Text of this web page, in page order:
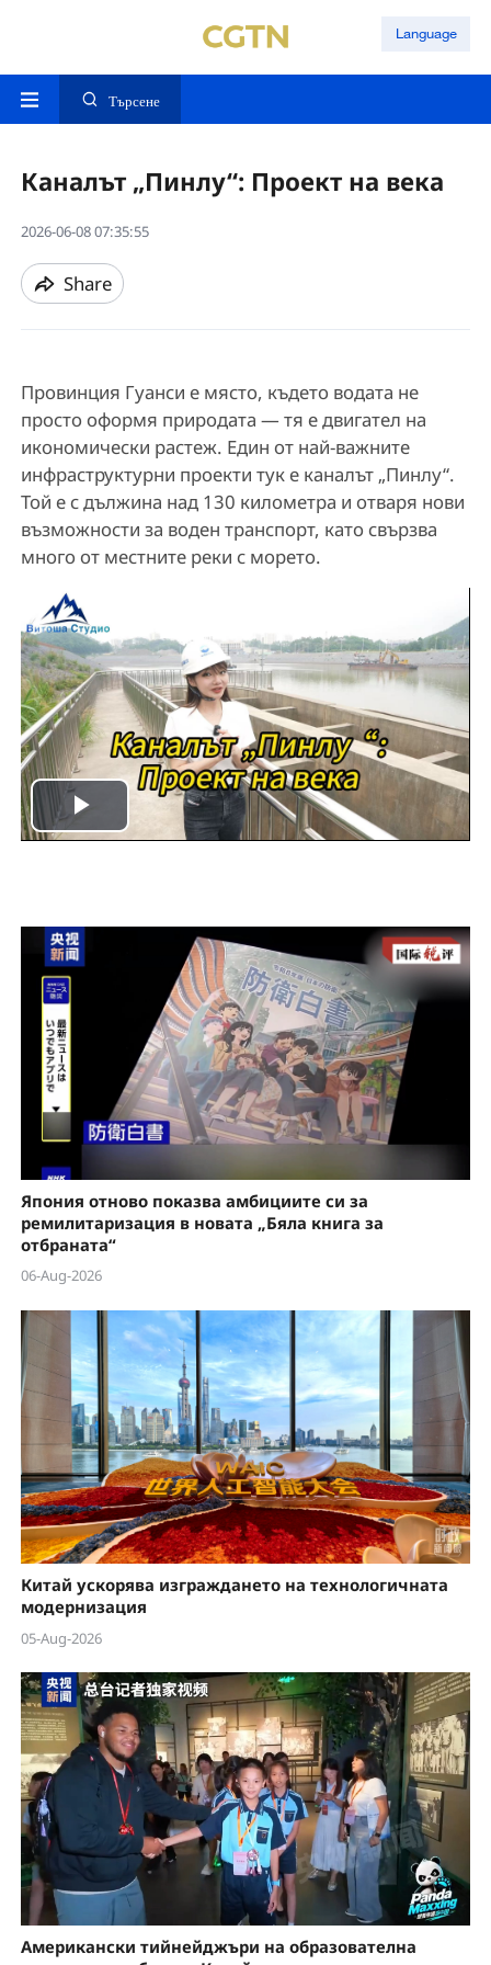
Language
Търсене
Каналът „Пинлу“: Проект на века
2026-06-08 07:35:55
Share
Провинция Гуанси е място, където водата не
просто оформя природата — тя е двигател на
икономически растеж. Един от най-важните
инфраструктурни проекти тук е каналът „Пинлу“.
Той е с дължина над 130 километра и отваря нови
възможности за воден транспорт, като свързва
много от местните реки с морето.
P
a
y
d
e
o
Япония отново показва амбициите си за
ремилитаризация в новата „Бяла книга за
отбраната“
06-Aug-2026
Китай ускорява изграждането на технологичната
модернизация
05-Aug-2026
Американски тийнейджъри на образователна